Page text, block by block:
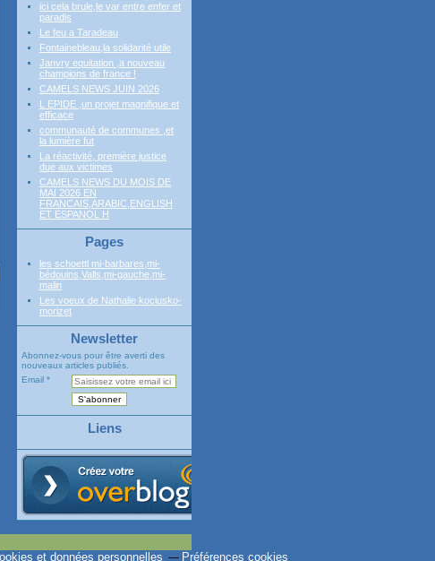
ici cela brule,le var entre enfer et
paradis
Le feu a Taradeau
Fontainebleau,la solidarité utile
Janvry equitation ,a nouveau
champions de france !
CAMELS NEWS JUIN 2026
L EPIDE ,un projet magnifique et
efficace
communauté de communes ,et
la lumière fut
La réactivité, première justice
due aux victimes
CAMELS NEWS DU MOIS DE
MAI 2026 EN
FRANCAIS,ARABIC,ENGLISH
ET ESPANOL H
Pages
les schoettl mi-barbares,mi-
bédouins,Valls,mi-gauche,mi-
malin
Les voeux de Nathalie kociusko-
morizet
Newsletter
Abonnez-vous pour être averti des
nouveaux articles publiés.
Email
Liens
et données personnelles Préférences cookies